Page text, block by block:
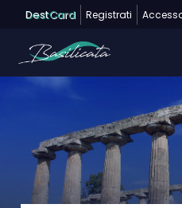
DestCard Registrati